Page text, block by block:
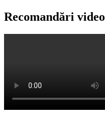
Recomandări video